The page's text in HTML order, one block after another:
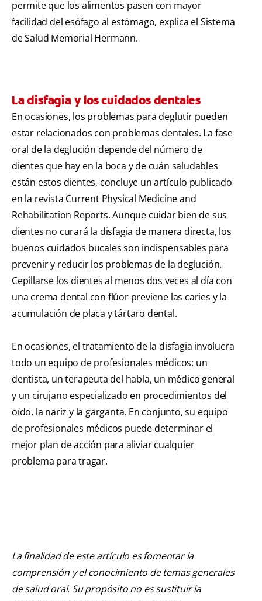
permite que los alimentos pasen con mayor
facilidad del esófago al estómago, explica el Sistema
de Salud Memorial Hermann.
La disfagia y los cuidados dentales
En ocasiones, los problemas para deglutir pueden
estar relacionados con problemas dentales. La fase
oral de la deglución depende del número de
dientes que hay en la boca y de cuán saludables
están estos dientes, concluye un artículo publicado
en la revista Current Physical Medicine and
Rehabilitation Reports. Aunque cuidar bien de sus
dientes no curará la disfagia de manera directa, los
buenos cuidados bucales son indispensables para
prevenir y reducir los problemas de la deglución.
Cepillarse los dientes al menos dos veces al día con
una crema dental con flúor previene las caries y la
acumulación de placa y tártaro dental.
En ocasiones, el tratamiento de la disfagia involucra
todo un equipo de profesionales médicos: un
dentista, un terapeuta del habla, un médico general
y un cirujano especializado en procedimientos del
oído, la nariz y la garganta. En conjunto, su equipo
de profesionales médicos puede determinar el
mejor plan de acción para aliviar cualquier
problema para tragar.
La finalidad de este artículo es fomentar la
comprensión y el conocimiento de temas generales
de salud oral. Su propósito no es sustituir la